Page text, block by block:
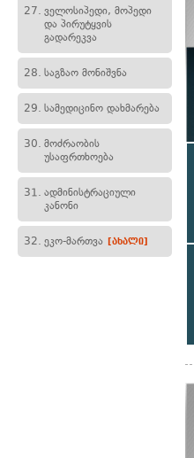
27. ველოსიპედი, მოპედი
და პირუტყვის
გადარეკვა
28. საგზაო მონიშვნა
29. სამედიცინო დახმარება
30. მოძრაობის
უსაფრთხოება
31. ადმინისტრაციული
კანონი
32. ეკო-მართვა [ახალი]